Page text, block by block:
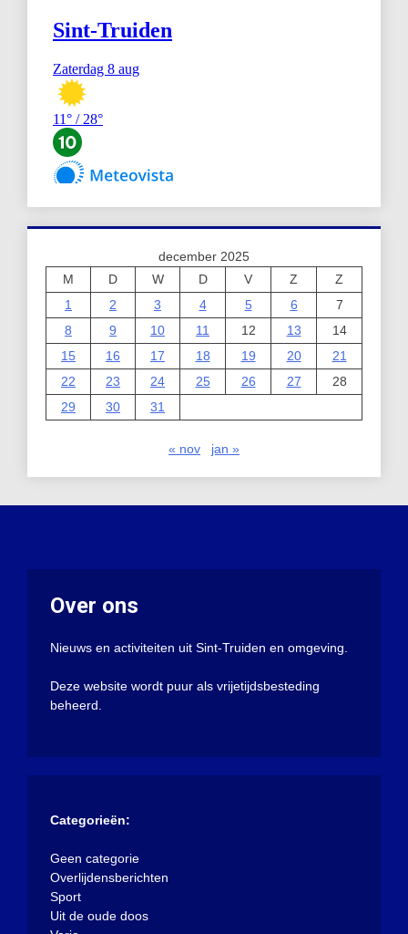
december 2025
M
D W D V Z
Z
1
2 3 4 5 6
7
8
9 10 11 12 13
14
15
16 17 18 19 20
21
22
23 24 25 26 27
28
29
30 31
« nov jan »
Over ons
Nieuws en activiteiten uit Sint-Truiden en omgeving.
Deze website wordt puur als vrijetijdsbesteding
beheerd.
Categorieën:
Geen categorie
Overlijdensberichten
Sport
Uit de oude doos